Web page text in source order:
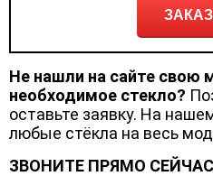
Не нашли на сайте свою
необходимое стекло?
оставьте заявку. На
любые стёкла на весь
ЗВОНИТЕ ПРЯМО